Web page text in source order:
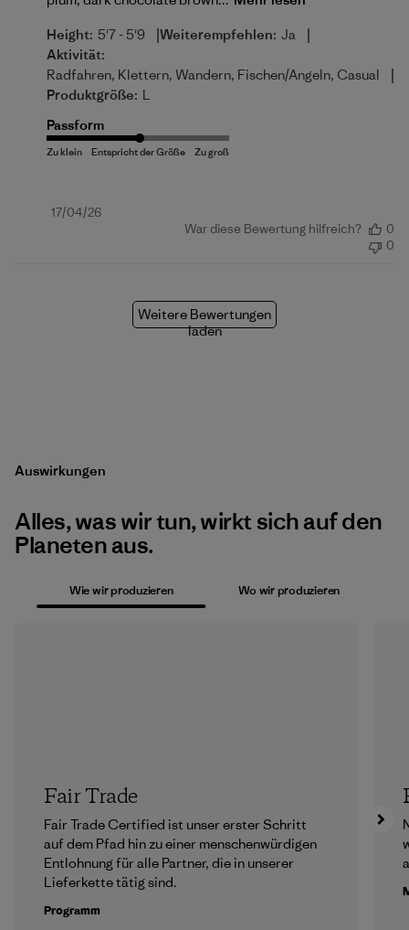
Height: 5'7 - 5'9 |Weiterempfehlen: Ja |
Aktivität:
Radfahren, Klettern, Wandern, Fischen/Angeln, Casual
|
Produktgröße: L
Passform
Veröffentlichungsdatum
17/04/26
War diese Bewertung hilfreich?
0
0
Weitere Bewertungen
laden
Auswirkungen
Alles, was wir tun, wirkt sich auf den
Planeten aus.
Wie wir produzieren Wo wir produzieren
Fair Trade
Fair Trade Certified ist unser erster Schritt
auf dem Pfad hin zu einer menschenwürdigen
Entlohnung für alle Partner, die in unserer
Lieferkette tätig sind.
Programm